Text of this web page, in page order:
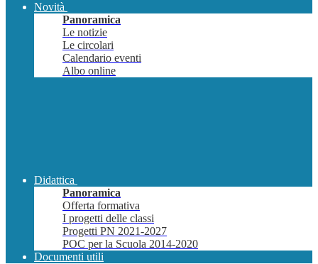
Novità
Panoramica
Le notizie
Le circolari
Calendario eventi
Albo online
Didattica
Panoramica
Offerta formativa
I progetti delle classi
Progetti PN 2021-2027
POC per la Scuola 2014-2020
Documenti utili